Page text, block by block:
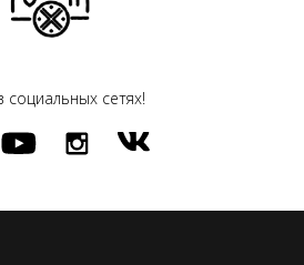
сетях!